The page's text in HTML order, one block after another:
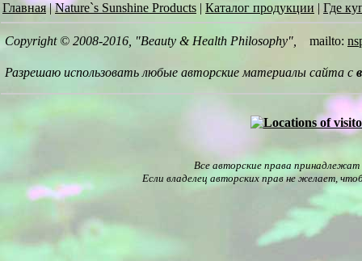
Главная | Nature`s Sunshine Products | Каталог продукции | Где
Copyright © 2008-2016, "Beauty & Health Philosophy", mailto:
Разрешаю использовать любые авторские материалы сайта с
Все авторские права принадлежат
Если владелец авторских прав не желает,